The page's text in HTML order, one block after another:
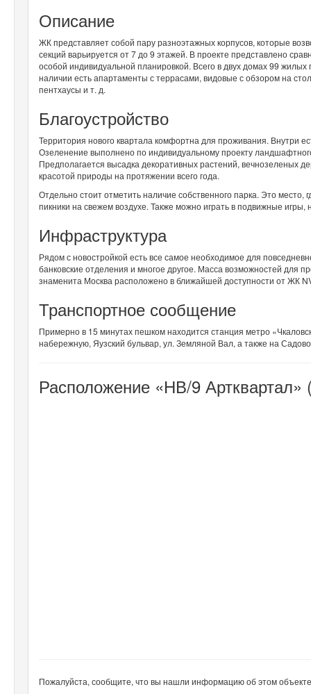
Описание
ЖК представляет собой пару разноэтажных корпусов, которые
секций варьируется от 7 до 9 этажей. В проекте представлено
особой индивидуальной планировкой. Всего в двух домах 99
наличии есть апартаменты с террасами, видовые с обзором на
пентхаусы и т. д.
Благоустройство
Территория нового квартала комфортна для проживания. Внутри
Озеленение выполнено по индивидуальному проекту
Предполагается высадка декоративных растений, вечнозеленых
красотой природы на протяжении всего года.
Отдельно стоит отметить наличие собственного парка. Это
пикники на свежем воздухе. Также можно играть в подвижные игры,
Инфраструктура
Рядом с новостройкой есть все самое необходимое для
банковские отделения и многое другое. Масса возможностей для
знаменита Москва расположено в ближайшей доступности от ЖК
Транспортное сообщение
Примерно в 15 минутах пешком находится станция метро
набережную, Яузский бульвар, ул. Земляной Вал, а также на
Расположение «НВ/9 Артквартал»
Пожалуйста, сообщите, что вы нашли информацию об этом